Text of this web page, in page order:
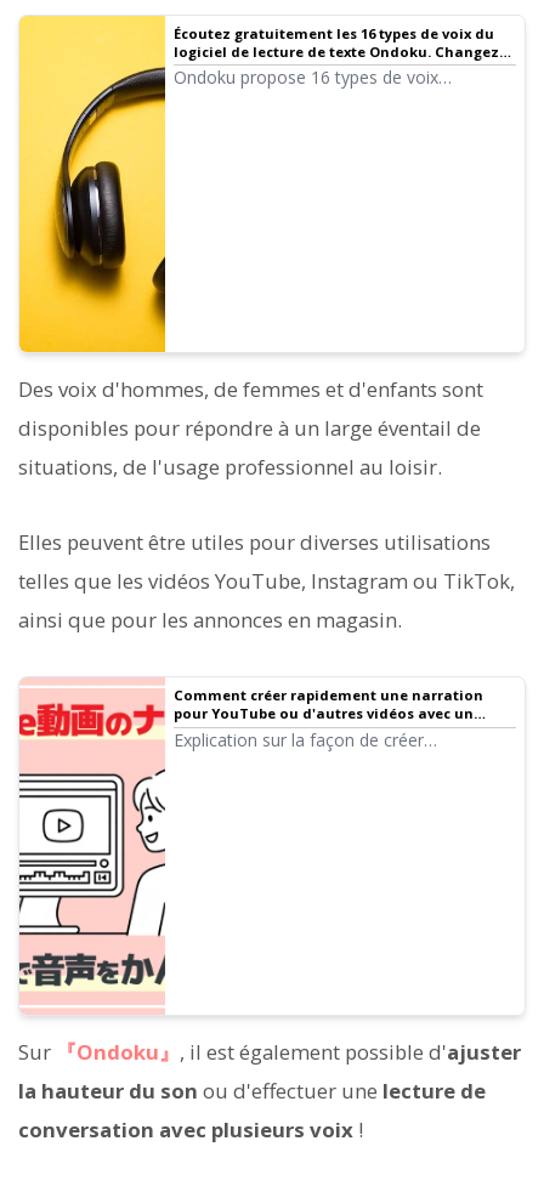
Écoutez gratuitement les 16 types de voix du
logiciel de lecture de texte Ondoku. Changez
l'impression en ajustant la hauteur.
Ondoku propose 16 types de voix
Des voix d'hommes, de femmes et d'enfants sont
disponibles pour répondre à un large éventail de
situations, de l'usage professionnel au loisir.
Elles peuvent être utiles pour diverses utilisations
telles que les vidéos YouTube, Instagram ou TikTok,
ainsi que pour les annonces en magasin.
Comment créer rapidement une narration
pour YouTube ou d'autres vidéos avec un
logiciel de lecture de texte. Astuces et points
clés.
Explication sur la façon de créer
Sur 『Ondoku』 , il est également possible d'ajuster
la hauteur du son ou d'effectuer une lecture de
conversation avec plusieurs voix !